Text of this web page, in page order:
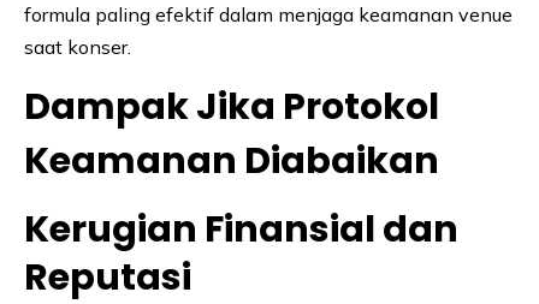
formula paling efektif dalam menjaga keamanan venue
saat konser.
Dampak Jika Protokol
Keamanan Diabaikan
Kerugian Finansial dan
Reputasi